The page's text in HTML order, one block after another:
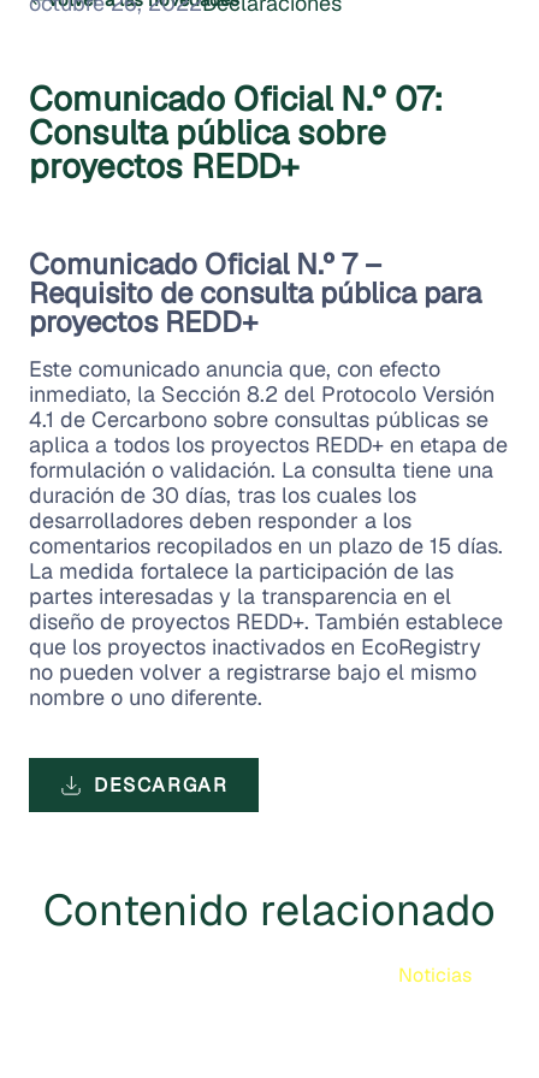
Comunicado Oficial N.º 07:
Consulta pública sobre
proyectos REDD+
Comunicado Oficial N.º 7 –
Requisito de consulta pública para
proyectos REDD+
Este comunicado anuncia que, con efecto
inmediato, la Sección 8.2 del Protocolo Versión
4.1 de Cercarbono sobre consultas públicas se
aplica a todos los proyectos REDD+ en etapa de
formulación o validación. La consulta tiene una
duración de 30 días, tras los cuales los
desarrolladores deben responder a los
comentarios recopilados en un plazo de 15 días.
La medida fortalece la participación de las
partes interesadas y la transparencia en el
diseño de proyectos REDD+. También establece
que los proyectos inactivados en EcoRegistry
no pueden volver a registrarse bajo el mismo
nombre o uno diferente.
DESCARGAR
Contenido relacionado
Noticias